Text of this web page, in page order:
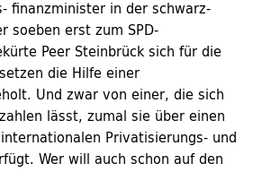
finanzminister in der schwarz-
soeben erst zum SPD-
Peer Steinbrück sich für die
die Hilfe einer
Und zwar von einer, die sich
lässt, zumal sie über einen
Privatisierungs- und
Wer will auch schon auf den